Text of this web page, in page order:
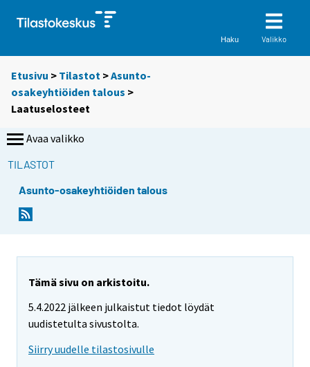
Haku Valikko
Etusivu > Tilastot >Asunto-
osakeyhtiöiden talous >
Laatuselosteet
Avaa valikko
TILASTOT
Asunto-osakeyhtiöiden talous
Tämä sivu on arkistoitu.
5.4.2022 jälkeen julkaistut tiedot löydät
uudistetulta sivustolta.
Siirry uudelle tilastosivulle